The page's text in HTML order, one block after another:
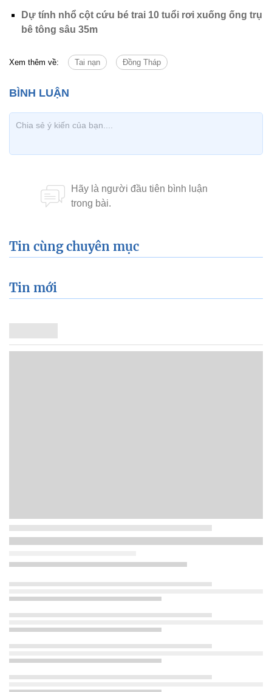
Dự tính nhổ cột cứu bé trai 10 tuổi rơi xuống ống trụ
bê tông sâu 35m
Xem thêm về: Tai nạn Đồng Tháp
Tin cùng chuyên mục
Tin mới